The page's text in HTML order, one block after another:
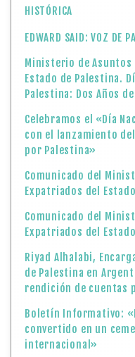
HISTÓRICA
EDWARD SAID: VOZ DE
Ministerio de Asuntos
Estado de Palestina.
Palestina: Dos Años
Celebramos el «Día
con el lanzamiento
por Palestina»
Comunicado del
Expatriados del
Comunicado del
Expatriados del
Riyad Alhalabi,
de Palestina en
rendición de cuentas
Boletín Informativo:
convertido en un
internacional»